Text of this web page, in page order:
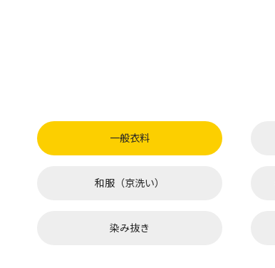
一般衣料
和服（京洗い）
染み抜き